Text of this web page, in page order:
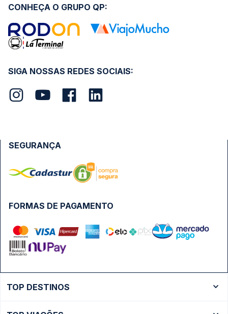
SIGA NOSSAS REDES SOCIAIS:
CONHEÇA O GRUPO QP:
FORMAS DE PAGAMENTO
SEGURANÇA
TOP DESTINOS